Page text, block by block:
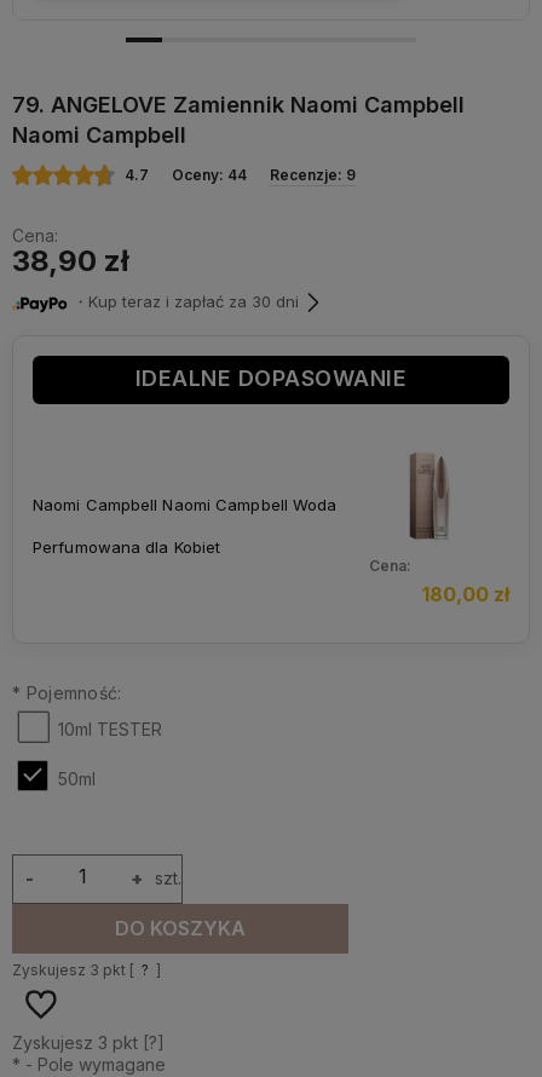
79. ANGELOVE Zamiennik Naomi Campbell
Naomi Campbell
4.7 Oceny: 44 Recenzje: 9
Cena:
38,90 zł
・Kup teraz i zapłać za 30 dni
IDEALNE DOPASOWANIE
Naomi Campbell Naomi Campbell Woda
Perfumowana dla Kobiet
Cena:
180,00 zł
* Pojemność:
10ml TESTER
50ml
+
- szt.
DO KOSZYKA
Zyskujesz 3 pkt [ ? ]
Zyskujesz 3 pkt [?]
* - Pole wymagane